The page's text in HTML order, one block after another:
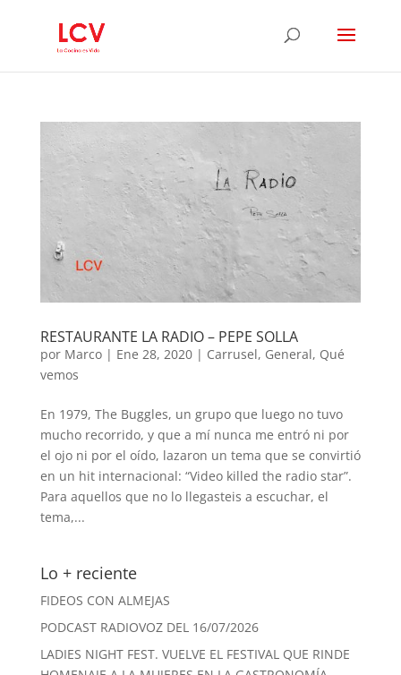
RESTAURANTE LA RADIO – PEPE SOLLA
por Marco| Ene 28, 2020| Carrusel, General, Qué
vemos
En 1979, The Buggles, un grupo que luego no tuvo
mucho recorrido, y que a mí nunca me entró ni por
el ojo ni por el oído, lazaron un tema que se convirtió
en un hit internacional: “Video killed the radio star”.
Para aquellos que no lo llegasteis a escuchar, el
tema,...
Lo + reciente
FIDEOS CON ALMEJAS
PODCAST RADIOVOZ DEL 16/07/2026
LADIES NIGHT FEST. VUELVE EL FESTIVAL QUE RINDE